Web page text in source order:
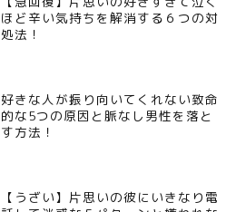
ほど辛い気持ちを解消する６つの対
処法！
好きな人が振り向いてくれない致命
的な5つの原因と脈なし男性を落と
す方法！
【うざい】片思いの彼にいきなり電